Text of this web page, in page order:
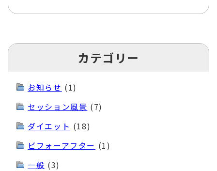
カテゴリー
お知らせ (1)
セッション風景 (7)
ダイエット (18)
ビフォーアフター (1)
一般 (3)